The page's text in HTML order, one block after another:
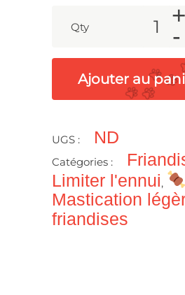
Qty -
+
Ajouter au
UGS : ND
Catégories :
Limiter l'ennui,
Mastication
friandises